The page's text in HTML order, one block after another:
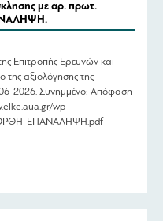
με αρ. πρωτ.
Επιτροπής Ερευνών και
της αξιολόγησης της
2026. Συνημμένο: Απόφαση
wp-
ΕΠΑΝΑΛΗΨΗ.pdf